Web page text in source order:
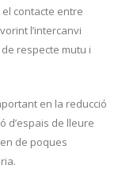
contacte entre
l’intercanvi
respecte mutu i
en la reducció
d’espais de lleure
de poques